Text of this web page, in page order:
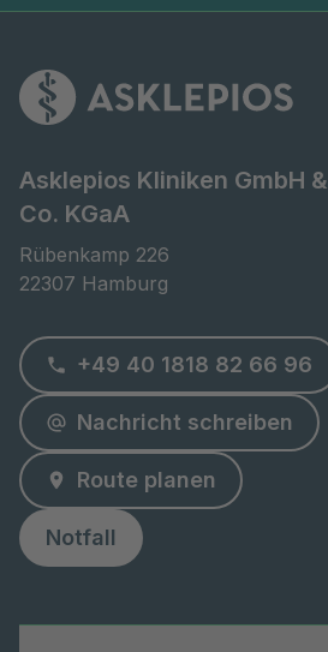
Asklepios Kliniken GmbH &
Co. KGaA
Rübenkamp 226
22307 Hamburg
+49 40 1818 82 66 96
Nachricht schreiben
Route planen
Notfall